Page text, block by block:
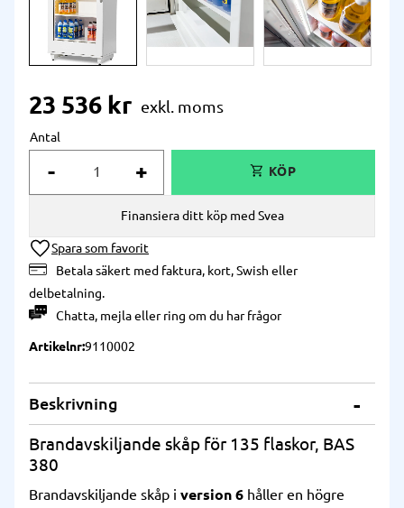
23 536 kr
Antal
+
-
Lägg till i önskelista
Betala säkert med faktura, kort, Swish eller
delbetalning.
Chatta, mejlaellerring om du har frågor
Finansiera ditt köp med Svea
Artikelnr9110002
Beskrivning
Brandavskiljande skåp för 135 flaskor, BAS
380
Brandavskiljande skåp i version 6 håller en högre